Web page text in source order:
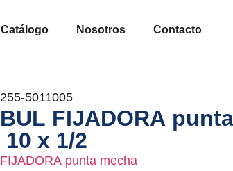
Catálogo Nosotros Contacto
255-5011005
BUL FIJADORA
10 x 1/2
FIJADORA punta mecha